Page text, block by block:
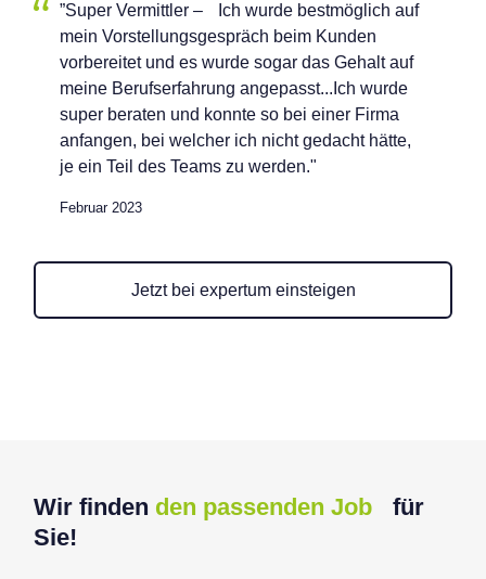
”Super Vermittler – Ich wurde bestmöglich auf
mein Vorstellungsgespräch beim Kunden
vorbereitet und es wurde sogar das Gehalt auf
meine Berufserfahrung angepasst...Ich wurde
super beraten und konnte so bei einer Firma
anfangen, bei welcher ich nicht gedacht hätte,
je ein Teil des Teams zu werden."
Februar 2023
Jetzt bei expertum einsteigen
Wir finden den passenden Job für
Sie!